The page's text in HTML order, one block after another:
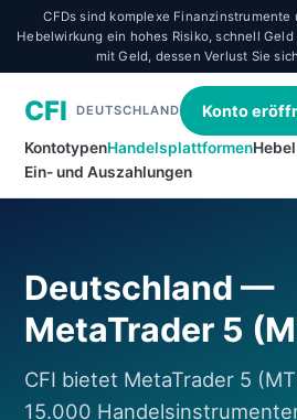
CFDs sind komplexe
Hebelwirkung ein hohes Risiko, schnell
mit Geld, dessen Verlust Sie
CFI DEUTSCHLAND
KontotypenHandelsplattformen
Ein- und Auszahlungen
Konto
Deutschland —
MetaTrader 5
CFI bietet MetaTrader 5
15.000